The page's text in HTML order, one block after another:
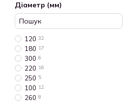
Діаметр (мм)
120 32
180 17
300 6
220 16
250 5
100 12
260 8